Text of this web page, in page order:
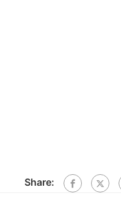
Share: